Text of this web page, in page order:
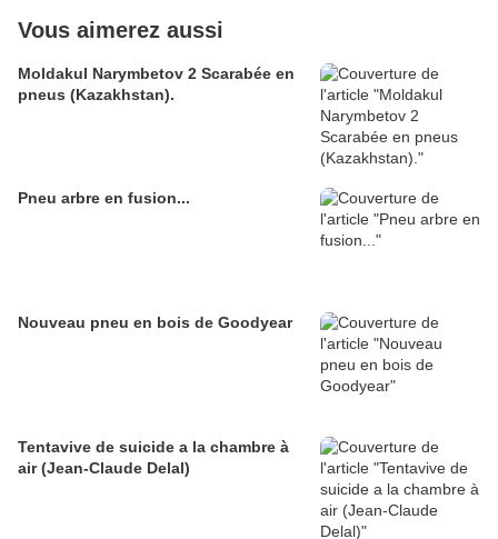
Vous aimerez aussi
Moldakul Narymbetov 2 Scarabée en
pneus (Kazakhstan).
Pneu arbre en fusion...
Nouveau pneu en bois de Goodyear
Tentavive de suicide a la chambre à
air (Jean-Claude Delal)